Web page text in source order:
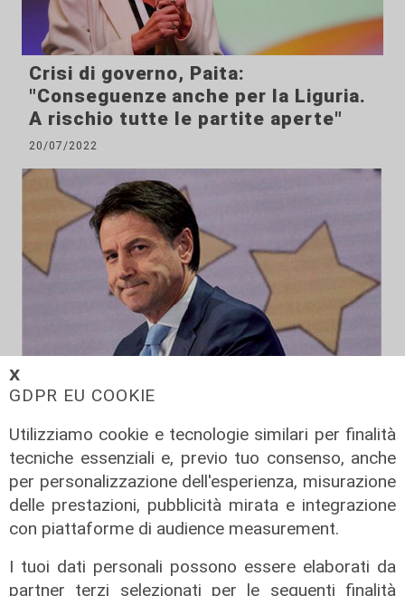
𝗫
GDPR EU COOKIE
Utilizziamo cookie e tecnologie similari per finalità
tecniche essenziali e, previo tuo consenso, anche
per personalizzazione dell'esperienza, misurazione
delle prestazioni, pubblicità mirata e integrazione
con piattaforme di audience measurement.
I tuoi dati personali possono essere elaborati da
partner terzi selezionati per le seguenti finalità
Crisi di governo, Paita:
"Conseguenze anche per la Liguria.
A rischio tutte le partite aperte"
20/07/2022
Crisi di governo, Conte: "Draghi
porta"
20/07/2022